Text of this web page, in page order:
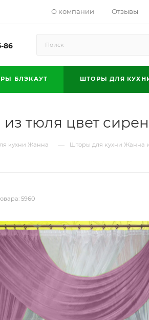
О компании Отзывы
86
БЛЭКАУТ ШТОРЫ ДЛЯ
тюля цвет
кухни Жанна — Шторы для кухни Жанна
5960